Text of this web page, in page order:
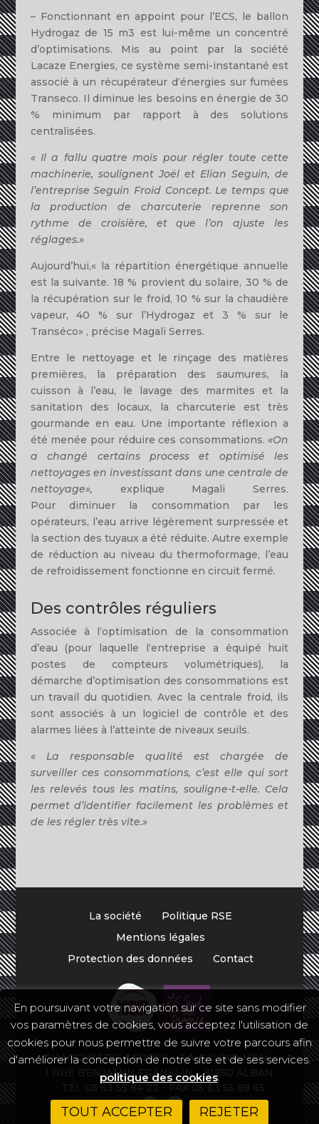
– Fonctionnant en appoint pour l’ECS, le ballon
Hydrogaz de 15 m3 est lui-même unconcentré
d’optimisations. Misau point par la société
Lacaze Energies, ce système semi-instantané est
associé à un récupérateur d‘énergies surfumées
Transeco. Ildiminue les besoins en énergiede30
% minimum par rapport àdessolutions
centralisées.
« Ila fallu quatremois pour régler toute cette
machinerie, soulignentJoëlet Elian Seguin, de
l’entrepriseSeguin Froid Concept. Le temps que
la production de charcuterie reprenne son
rythme de croisière, et quel’on ajusteles
réglages.»
Aujourd’hui,« la répartitionénergétiqueannuelle
est lasuivante. 18% provient du solaire, 30%de
la récupération sur le froid, 10 %sur lachaudière
vapeur, 40% sur l’Hydrogaz et 3 % sur le
Transéco» , précise Magali Serres.
Entre le nettoyage et le rinçage des matières
premières, la préparationdes saumures, la
cuisson à l’eau, le lavage des marmiteset la
sanitation des locaux, la charcuterie est très
gourmande en eau. Une importante réflexiona
été menée pour réduireces consommations. «On
achangé certains processet optimisé les
nettoyages eninvestissant dans une centrale de
nettoyage», explique MagaliSerres.
Pour diminuer la consommation par les
opérateurs, l’eau arrive légèrement surpressée et
la section des tuyaux aété réduite.Autre exemple
de réduction au niveau du thermoformage, l’eau
de refroidissement fonctionne en circuit fermé.
Des contrôles réguliers
Associée à l‘optimisation de laconsommation
d’eau (pour laquelle l‘entreprise a équipé huit
postes de compteurs volumétriques), la
démarche d’optimisation desconsommations est
un travail duquotidien. Avec la centrale froid, ils
sontassociésà un logicielde contrôle etdes
alarmes liées à l’atteinte de niveaux seuils.
« Laresponsable qualité est chargéede
surveiller ces consommations, c’est elle qui sort
les relevés tous lesmatins, souligne-t-elle. Cela
permet d’identifier facilement les problèmeset
de les régler très vite.»
La société
Politique RSE
Mentions légales
Protection des données
Contact
CHARCUTERIE SERRES - Z.A. DU DOLMEN -
1 RUE BENJAMIN FRANKLIN - 81250 ALBAN
- TÉL 05 63 55 84 22 - FAX 05 63 55 89 65
En poursuivant votre navigation sur ce site sans modifier
vos paramètres de cookies, vous acceptez l'utilisation de
cookies pour nous permettre de suivre votre parcours afin
d'améliorer la conception de notre site et de ses services.
politique des cookies.
TOUT ACCEPTER REJETER